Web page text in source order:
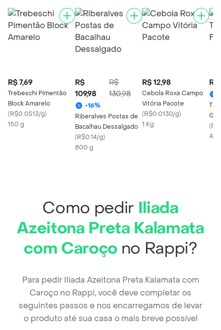
R$ 7,69
Trebeschi Pimentão
Block Amarelo
(R$0.0513/g)
150 g
R$
109,98
R$
130,98
-16%
Riberalves Postas de
Bacalhau Dessalgado
(R$0.14/g)
800 g
R$ 12,98
Cebola Roxa Campo
Vitória Pacote
(R$0.0130/g)
1 Kg
(
Como pedir Iliada
Azeitona Preta Kalamata
com Caroço no Rappi?
Para pedir Iliada Azeitona Preta Kalamata com
Caroço no Rappi, você deve completar os
seguintes passos e nos encarregamos de levar
o produto até sua casa o mais breve possível